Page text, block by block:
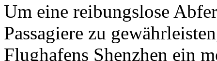
Um eine reibungslose
Passagiere zu
Flughafens Shenzhen ein